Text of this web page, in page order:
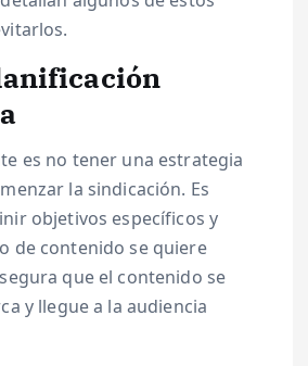
es no tener una estrategia
la sindicación. Es
objetivos específicos y
de contenido se quiere
que el contenido se
y llegue a la audiencia